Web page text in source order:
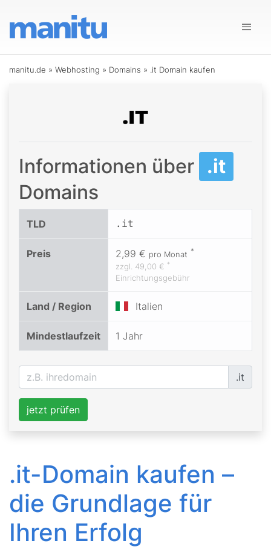
manitu.de » Webhosting » Domains » .it Domain kaufen
Informationen über .it
Domains
TLD .it
Preis 2,99 € pro Monat *
zzgl. 49,00 € *
Einrichtungsgebühr
Land / Region Italien
Mindestlaufzeit 1 Jahr
.it
jetzt prüfen
.it-Domain kaufen –
die Grundlage für
Ihren Erfolg